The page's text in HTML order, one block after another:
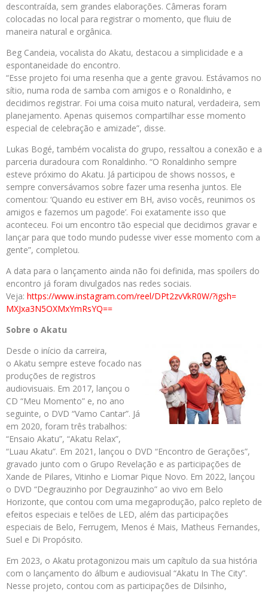
descontraída, sem grandes elaborações. Câmeras foram
colocadas no local para registrar o momento, que fluiu de
maneira natural e orgânica.
Beg Candeia, vocalista do Akatu, destacou a simplicidade e a
espontaneidade do encontro.
“Esse projeto foi uma resenha que a gente gravou. Estávamos no
sítio, numa roda de samba com amigos e o Ronaldinho, e
decidimos registrar. Foi uma coisa muito natural, verdadeira, sem
planejamento. Apenas quisemos compartilhar esse momento
especial de celebração e amizade”, disse.
Lukas Bogé, também vocalista do grupo, ressaltou a conexão e a
parceria duradoura com Ronaldinho. “O Ronaldinho sempre
esteve próximo do Akatu. Já participou de shows nossos, e
sempre conversávamos sobre fazer uma resenha juntos. Ele
comentou: ‘Quando eu estiver em BH, aviso vocês, reunimos os
amigos e fazemos um pagode’. Foi exatamente isso que
aconteceu. Foi um encontro tão especial que decidimos gravar e
lançar para que todo mundo pudesse viver esse momento com a
gente”, completou.
A data para o lançamento ainda não foi definida, mas spoilers do
encontro já foram divulgados nas redes sociais.
Veja: https://www.instagram.com/reel/DPt2zvVkR0W/?igsh=
MXJxa3N5OXMxYmRsYQ==
Sobre o Akatu
Desde o início da carreira,
o Akatu sempre esteve focado nas
produções de registros
audiovisuais. Em 2017, lançou o
CD “Meu Momento” e, no ano
seguinte, o DVD “Vamo Cantar”. Já
em 2020, foram três trabalhos:
“Ensaio Akatu”, “Akatu Relax”,
“Luau Akatu”. Em 2021, lançou o DVD “Encontro de Gerações”,
gravado junto com o Grupo Revelação e as participações de
Xande de Pilares, Vitinho e Liomar Pique Novo. Em 2022, lançou
o DVD “Degrauzinho por Degrauzinho” ao vivo em Belo
Horizonte, que contou com uma megaprodução, palco repleto de
efeitos especiais e telões de LED, além das participações
especiais de Belo, Ferrugem, Menos é Mais, Matheus Fernandes,
Suel e Di Propósito.
Em 2023, o Akatu protagonizou mais um capítulo da sua história
com o lançamento do álbum e audiovisual “Akatu In The City”.
Nesse projeto, contou com as participações de Dilsinho,